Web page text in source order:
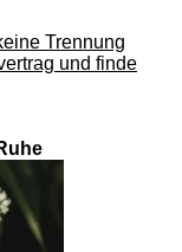
Trennung
und finde